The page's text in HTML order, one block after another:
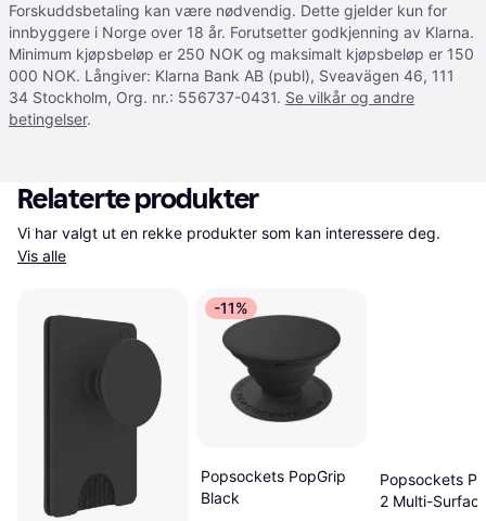
Forskuddsbetaling kan være nødvendig. Dette gjelder kun for
innbyggere i Norge over 18 år. Forutsetter godkjenning av Klarna.
Minimum kjøpsbeløp er 250 NOK og maksimalt kjøpsbeløp er 150
000 NOK. Långiver: Klarna Bank AB (publ), Sveavägen 46, 111
34 Stockholm, Org. nr.: 556737-0431. Se vilkår og andre
betingelser.
Relaterte produkter
Vis alle
-11%
Popsockets PopGrip
Black
Popsockets
2 Multi-